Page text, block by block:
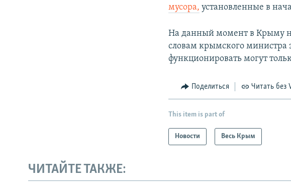
мусора, установленные в
На данный момент в Крыму
словам крымского министра
функционировать могут
Поделиться Читать без
This item is part of
Новости Весь Крым
ЧИТАЙТЕ ТАКЖЕ: